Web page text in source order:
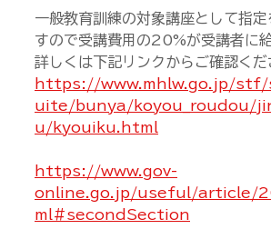
一般教育訓練の対象講座として指定
すので受講費用の20%が受講者に
詳しくは下記リンクからご確認くだ
https://www.mhlw.go.jp/
uite/bunya/koyou_roudou/
u/kyouiku.html
https://www.gov-
online.go.jp/useful/article/
ml#secondSection